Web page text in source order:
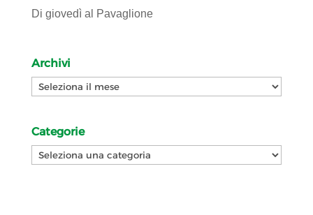
Di giovedì al Pavaglione
Archivi
Archivi
Categorie
Categorie